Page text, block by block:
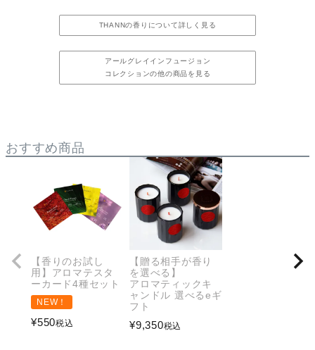
THANNの香りについて詳しく見る
アールグレイインフュージョン
コレクションの他の商品を見る
おすすめ商品
【香りのお試し
用】アロマテスタ
ーカード4種セット
NEW！
¥550税込
【贈る相手が香り
を選べる】
アロマティックキ
ャンドル 選べるeギ
フト
¥9,350税込